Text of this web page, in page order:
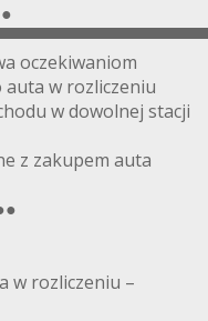
oczekiwaniom
w rozliczeniu
w dowolnej stacji
z zakupem auta
w rozliczeniu –